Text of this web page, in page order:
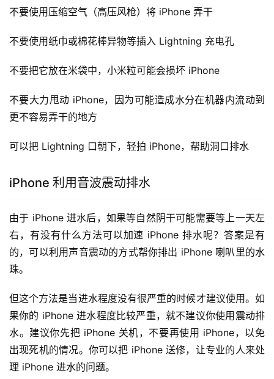
不要使用压缩空气（高压风枪）将 iPhone 弄干
不要使用纸巾或棉花棒异物等插入 Lightning 充电孔
不要把它放在米袋中，小米粒可能会损坏 iPhone
不要大力甩动 iPhone，因为可能造成水分在机器内流动到
更不容易弄干的地方
可以把 Lightning 口朝下，轻拍 iPhone，帮助洞口排水
iPhone 利用音波震动排水
由于 iPhone 进水后，如果等自然阴干可能需要等上一天左
右，有没有什么方法可以加速 iPhone 排水呢？答案是有
的，可以利用声音震动的方式帮你排出 iPhone 喇叭里的水
珠。
但这个方法是当进水程度没有很严重的时候才建议使用。如
果你的 iPhone 进水程度比较严重，就不建议你使用震动排
水。建议你先把 iPhone 关机，不要再使用 iPhone，以免
出现死机的情况。你可以把 iPhone 送修，让专业的人来处
理 iPhone 进水的问题。